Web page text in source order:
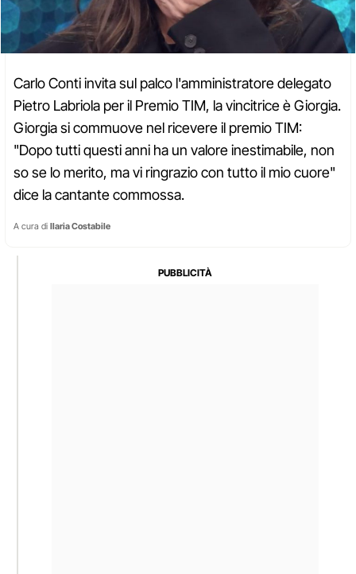
Carlo Conti invita sul palco l'amministratore delegato
Pietro Labriola per il Premio TIM, la vincitrice è Giorgia.
Giorgia si commuove nel ricevere il premio TIM:
"Dopo tutti questi anni ha un valore inestimabile, non
so se lo merito, ma vi ringrazio con tutto il mio cuore"
dice la cantante commossa.
A cura di Ilaria Costabile